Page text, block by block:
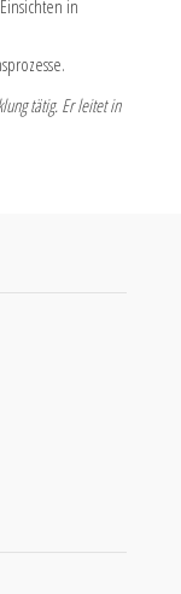
in
tätig. Er leitet in